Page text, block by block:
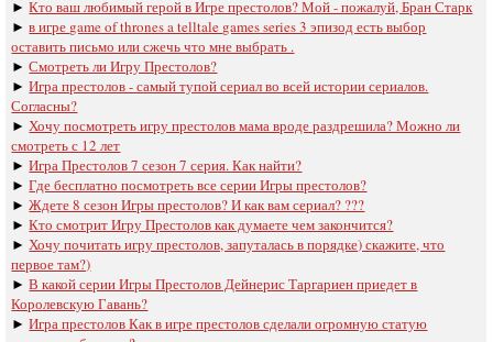
►Кто ваш любимый герой в Игре престолов? Мой - пожалуй, Бран Старк
►в игре game of thrones a telltale games series 3 эпизод есть выбор
оставить письмо или сжечь что мне выбрать .
►Смотреть ли Игру Престолов?
►Игра престолов - самый тупой сериал во всей истории сериалов.
Согласны?
► Хочу посмотреть игру престолов мама вроде раздрешила? Можно ли
смотреть с 12 лет
►Игра Престолов 7 сезон 7 серия. Как найти?
►Где бесплатно посмотреть все серии Игры престолов?
►Ждете 8 сезон Игры престолов? И как вам сериал? ???
►Кто смотрит Игру Престолов как думаете чем закончится?
► Хочу почитать игру престолов, запуталась в порядке) скажите, что
первое там?)
►В какой серии Игры Престолов Дейнерис Таргариен приедет в
Королевскую Гавань?
►Игра престолов Как в игре престолов сделали огромную статую